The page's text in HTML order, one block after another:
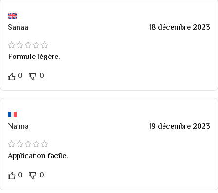
Sanaa 18 décembre 2023
Formule légère.
0
0
Naima 19 décembre 2023
Application facile.
0
0